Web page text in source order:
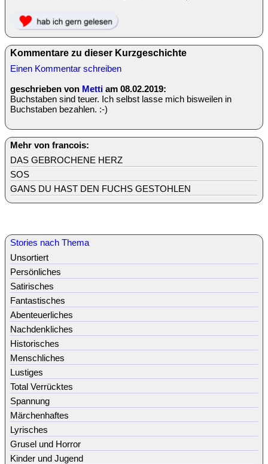
Kommentare zu dieser Kurzgeschichte
Einen Kommentar schreiben
geschrieben von Metti am 08.02.2019:
Buchstaben sind teuer. Ich selbst lasse mich bisweilen in
Buchstaben bezahlen. :-)
Mehr von francois:
DAS GEBROCHENE HERZ
SOS
GANS DU HAST DEN FUCHS GESTOHLEN
Stories nach Thema
Unsortiert
Persönliches
Satirisches
Fantastisches
Abenteuerliches
Nachdenkliches
Historisches
Menschliches
Lustiges
Total Verrücktes
Spannung
Märchenhaftes
Lyrisches
Grusel und Horror
Kinder und Jugend